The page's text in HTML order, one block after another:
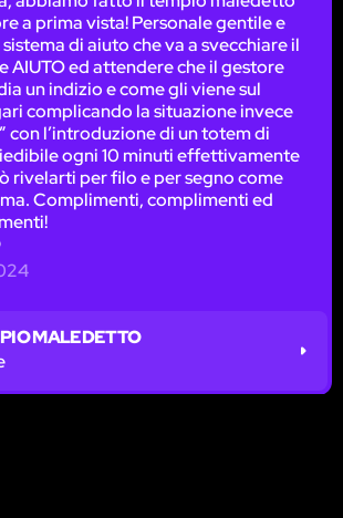
a prima vista! Personale gentile e
di aiuto che va a svecchiare il
AIUTO ed attendere che il gestore
un indizio e come gli viene sul
complicando la situazione invece
con l’introduzione di un totem di
ogni 10 minuti effettivamente
rivelarti per filo e per segno come
Complimenti, complimenti ed
MALEDETTO